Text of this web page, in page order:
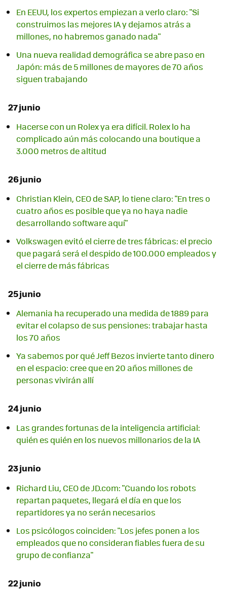
En EEUU, los expertos empiezan a verlo claro: "Si
construimos las mejores IA y dejamos atrás a
millones, no habremos ganado nada"
Una nueva realidad demográfica se abre paso en
Japón: más de 5 millones de mayores de 70 años
siguen trabajando
27 junio
Hacerse con un Rolex ya era difícil. Rolex lo ha
complicado aún más colocando una boutique a
3.000 metros de altitud
26 junio
Christian Klein, CEO de SAP, lo tiene claro: "En tres o
cuatro años es posible que ya no haya nadie
desarrollando software aquí"
Volkswagen evitó el cierre de tres fábricas: el precio
que pagará será el despido de 100.000 empleados y
el cierre de más fábricas
25 junio
Alemania ha recuperado una medida de 1889 para
evitar el colapso de sus pensiones: trabajar hasta
los 70 años
Ya sabemos por qué Jeff Bezos invierte tanto dinero
en el espacio: cree que en 20 años millones de
personas vivirán allí
24 junio
Las grandes fortunas de la inteligencia artificial:
quién es quién en los nuevos millonarios de la IA
23 junio
Richard Liu, CEO de JD.com: "Cuando los robots
repartan paquetes, llegará el día en que los
repartidores ya no serán necesarios
Los psicólogos coinciden: "Los jefes ponen a los
empleados que no consideran fiables fuera de su
grupo de confianza"
22 junio